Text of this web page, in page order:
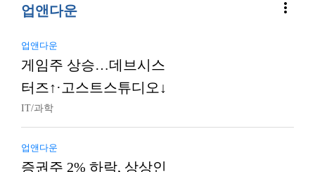
업앤다운 more_vert
업앤다운
게임주 상승…데브시스
터즈↑·고스트스튜디오↓
IT/과학
업앤다운
증권주 2% 하락, 상상인